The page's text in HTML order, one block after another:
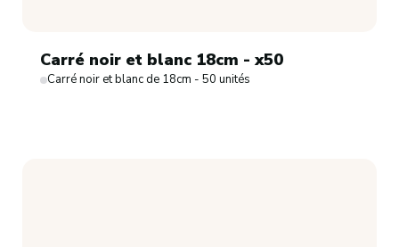
Carré noir et blanc 18cm - x50
Carré noir et blanc de 18cm - 50 unités